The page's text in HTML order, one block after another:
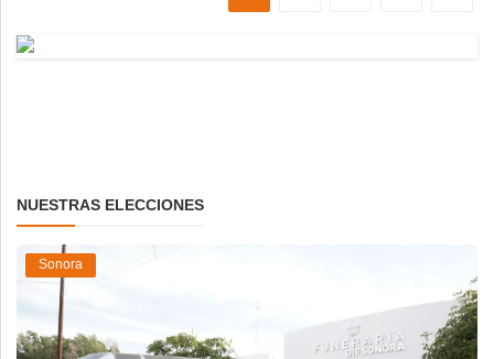
NUESTRAS ELECCIONES
Sonora